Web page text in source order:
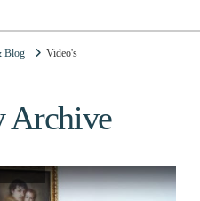
Blog Video's
Archive